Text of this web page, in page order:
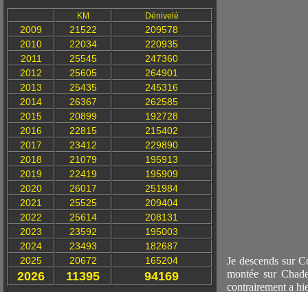
KM Dénivelé
2009 21522
209578
2010
22034
220935
2011
25545
247360
2012
25605
264901
2013
25435
245316
2014
26367
262585
2015
20899
192728
2016
22815
215402
2017
23412
229890
2018
21079
195913
2019
22419
195909
2020
26017
251984
2021
25525
209404
2022
25614
208131
2023
23592
195003
2024
23493
182687
2025
20672 165204
2026 11395 94169
Je descends sur
montée sur
contrairement a